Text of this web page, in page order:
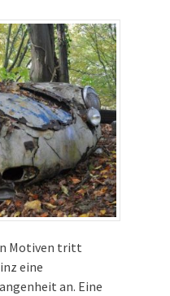
Motiven tritt
eine
an. Eine